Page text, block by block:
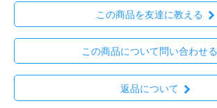
この商品を友達に教える
この商品について問い合わせる
返品について